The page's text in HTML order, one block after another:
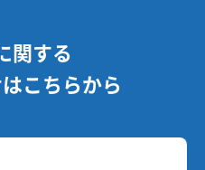
関する
こちらから